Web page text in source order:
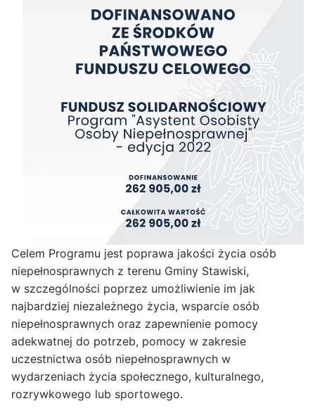
Celem Programu jest poprawa jakości życia osób
niepełnosprawnych z terenu Gminy Stawiski,
w szczególności poprzez umożliwienie im jak
najbardziej niezależnego życia, wsparcie osób
niepełnosprawnych oraz zapewnienie pomocy
adekwatnej do potrzeb, pomocy w zakresie
uczestnictwa osób niepełnosprawnych w
wydarzeniach życia społecznego, kulturalnego,
rozrywkowego lub sportowego.